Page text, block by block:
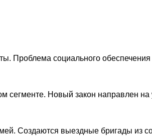
Проблема социального
Новый закон направлен
Создаются выездные бригады из